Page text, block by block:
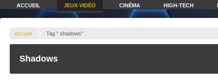
ACCUEIL JEUX-VIDÉO CINÉMA HIGH-TECH
Accueil Tag " shadows"
Shadows